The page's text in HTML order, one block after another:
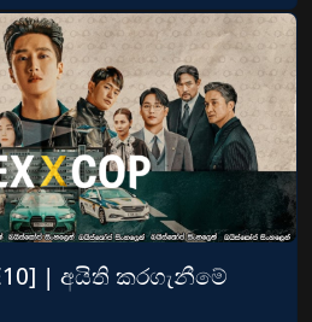
| අයිති කරගැනීමේ